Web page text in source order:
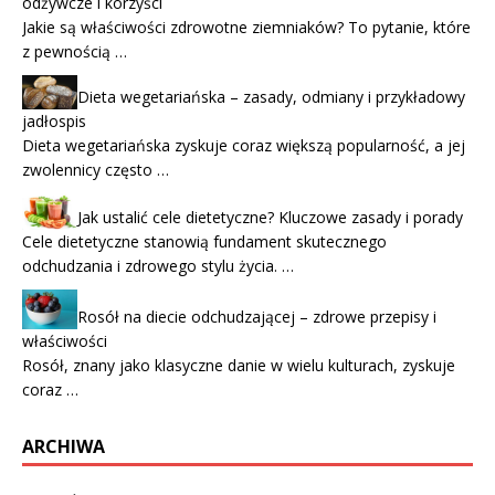
Jakie są właściwości zdrowotne ziemniaków? To pytanie, które
z pewnością …
Dieta wegetariańska – zasady, odmiany i przykładowy
jadłospis
Dieta wegetariańska zyskuje coraz większą popularność, a jej
zwolennicy często …
Jak ustalić cele dietetyczne? Kluczowe zasady i porady
Cele dietetyczne stanowią fundament skutecznego
odchudzania i zdrowego stylu życia. …
Rosół na diecie odchudzającej – zdrowe przepisy i
właściwości
Rosół, znany jako klasyczne danie w wielu kulturach, zyskuje
coraz …
ARCHIWA